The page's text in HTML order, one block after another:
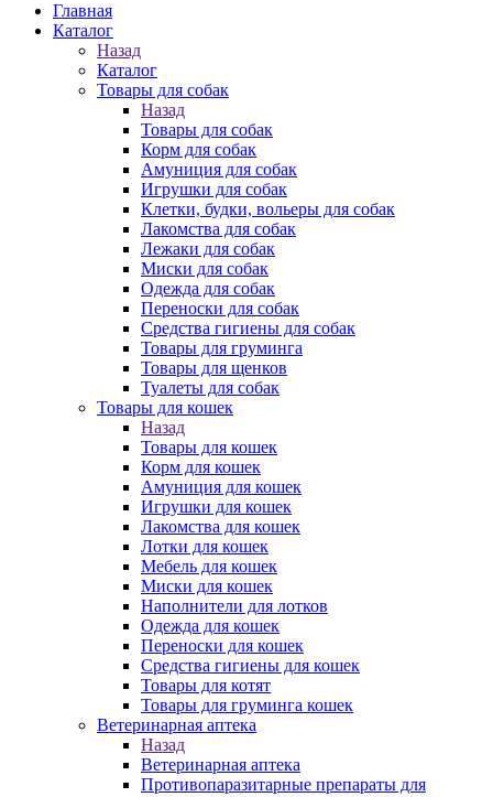
Главная
Каталог
Назад
Каталог
Товары для собак
Назад
Товары для собак
Корм для собак
Амуниция для собак
Игрушки для собак
Клетки, будки, вольеры для собак
Лакомства для собак
Лежаки для собак
Миски для собак
Одежда для собак
Переноски для собак
Средства гигиены для собак
Товары для груминга
Товары для щенков
Туалеты для собак
Товары для кошек
Назад
Товары для кошек
Корм для кошек
Амуниция для кошек
Игрушки для кошек
Лакомства для кошек
Лотки для кошек
Мебель для кошек
Миски для кошек
Наполнители для лотков
Одежда для кошек
Переноски для кошек
Средства гигиены для кошек
Товары для котят
Товары для груминга кошек
Ветеринарная аптека
Назад
Ветеринарная аптека
Противопаразитарные препараты для